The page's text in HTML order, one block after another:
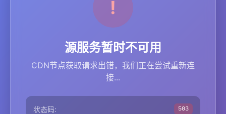
源服务暂时不可用
CDN节点获取请求出错，我们正在尝试重新连
接...
状态码: 503